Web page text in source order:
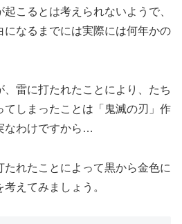
こるとは考えられないようで、
になるまでには実際には何年かの
雷に打たれたことにより、たち
てしまったことは「鬼滅の刃」作
なわけですから…
れたことによって黒から金色に
えてみましょう。